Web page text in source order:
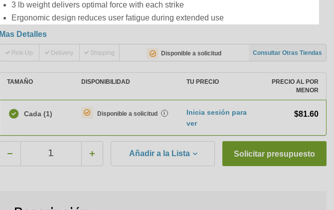
3 lb weight delivers optimal force with each strike
Ergonomic design reduces user fatigue during extended use
Mas Detalles
Pick-Up Delivery Shipping Disponible a solicitud Consultar Otras Tiendas
TAMAÑO DISPONIBILIDAD TU PRECIO
PRECIO AL POR
MENOR
Cada (1) Disponible a solicitud i
Inicia sesión para
ver
$81.60
Añadir a la Lista Solicitar presupuesto